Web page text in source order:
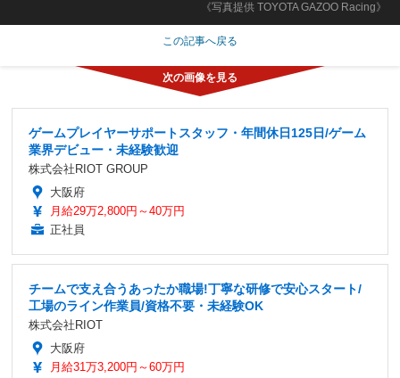
《写真提供 TOYOTA GAZOO Racing》
この記事へ戻る
ゲームプレイヤーサポートスタッフ・年間休日125日/ゲーム
業界デビュー・未経験歓迎
株式会社RIOT GROUP
大阪府
月給29万2,800円～40万円
正社員
チームで支え合うあったか職場!丁寧な研修で安心スタート/
工場のライン作業員/資格不要・未経験OK
株式会社RIOT
大阪府
月給31万3,200円～60万円